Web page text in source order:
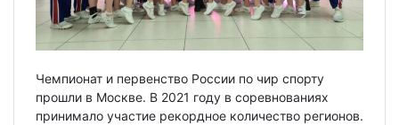
Чемпионат и первенство России по чир спорту
прошли в Москве. В 2021 году в соревнованиях
принимало участие рекордное количество регионов.